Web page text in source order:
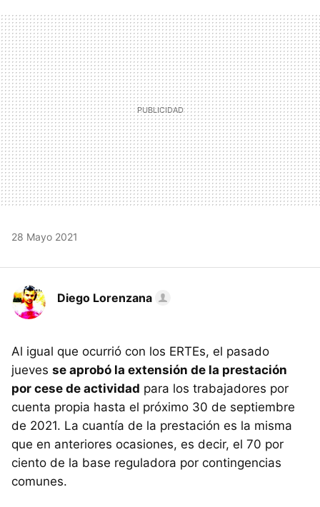
MAIL
28 Mayo 2021
Diego Lorenzana
Al igual que ocurrió con los ERTEs, el pasado
jueves se aprobó la extensión de la prestación
por cese de actividad para los trabajadores por
cuenta propia hasta el próximo 30 de septiembre
de 2021. La cuantía de la prestación es la misma
que en anteriores ocasiones, es decir, el 70 por
ciento de la base reguladora por contingencias
comunes.